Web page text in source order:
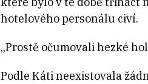
hotelového personálu civí.
„Prostě očumovali hezké
Podle Káti neexistovala